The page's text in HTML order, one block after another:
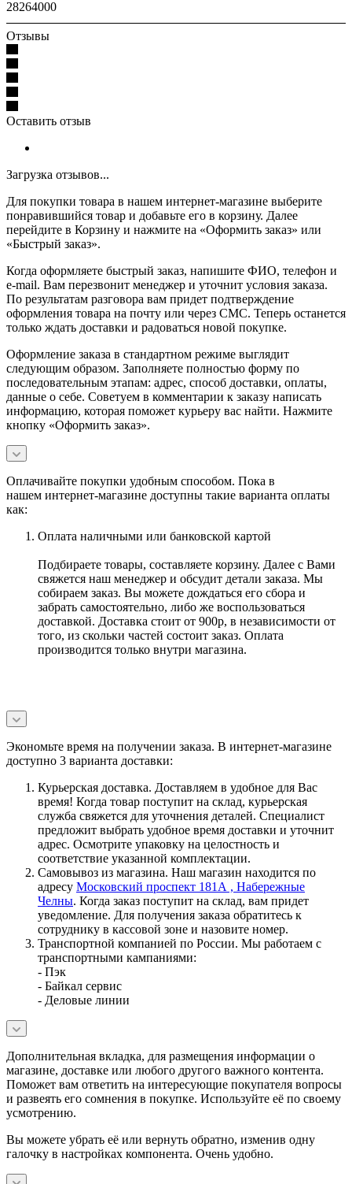
28264000
Отзывы
Оставить отзыв
Загрузка отзывов...
Для покупки товара в нашем интернет-магазине выберите
понравившийся товар и добавьте его в корзину. Далее
перейдите в Корзину и нажмите на «Оформить заказ» или
«Быстрый заказ».
Когда оформляете быстрый заказ, напишите ФИО, телефон и
e-mail. Вам перезвонит менеджер и уточнит условия заказа.
По результатам разговора вам придет подтверждение
оформления товара на почту или через СМС. Теперь останется
только ждать доставки и радоваться новой покупке.
Оформление заказа в стандартном режиме выглядит
следующим образом. Заполняете полностью форму по
последовательным этапам: адрес, способ доставки, оплаты,
данные о себе. Советуем в комментарии к заказу написать
информацию, которая поможет курьеру вас найти. Нажмите
кнопку «Оформить заказ».
Оплачивайте покупки удобным способом. Пока в
нашем интернет-магазине доступны такие варианта оплаты
как:
Оплата наличными или банковской картой
Подбираете товары, составляете корзину. Далее с Вами
свяжется наш менеджер и обсудит детали заказа. Мы
собираем заказ. Вы можете дождаться его сбора и
забрать самостоятельно, либо же воспользоваться
доставкой. Доставка стоит от 900р, в независимости от
того, из скольки частей состоит заказ. Оплата
производится только внутри магазина.
Экономьте время на получении заказа. В интернет-магазине
доступно 3 варианта доставки:
Курьерская доставка. Доставляем в удобное для Вас
время! Когда товар поступит на склад, курьерская
служба свяжется для уточнения деталей. Специалист
предложит выбрать удобное время доставки и уточнит
адрес. Осмотрите упаковку на целостность и
соответствие указанной комплектации.
Самовывоз из магазина. Наш магазин находится по
адресу Московский проспект 181А , Набережные
Челны. Когда заказ поступит на склад, вам придет
уведомление. Для получения заказа обратитесь к
сотруднику в кассовой зоне и назовите номер.
Транспортной компанией по России. Мы работаем с
транспортными кампаниями:
- Пэк
- Байкал сервис
- Деловые линии
Дополнительная вкладка, для размещения информации о
магазине, доставке или любого другого важного контента.
Поможет вам ответить на интересующие покупателя вопросы
и развеять его сомнения в покупке. Используйте её по своему
усмотрению.
Вы можете убрать её или вернуть обратно, изменив одну
галочку в настройках компонента. Очень удобно.